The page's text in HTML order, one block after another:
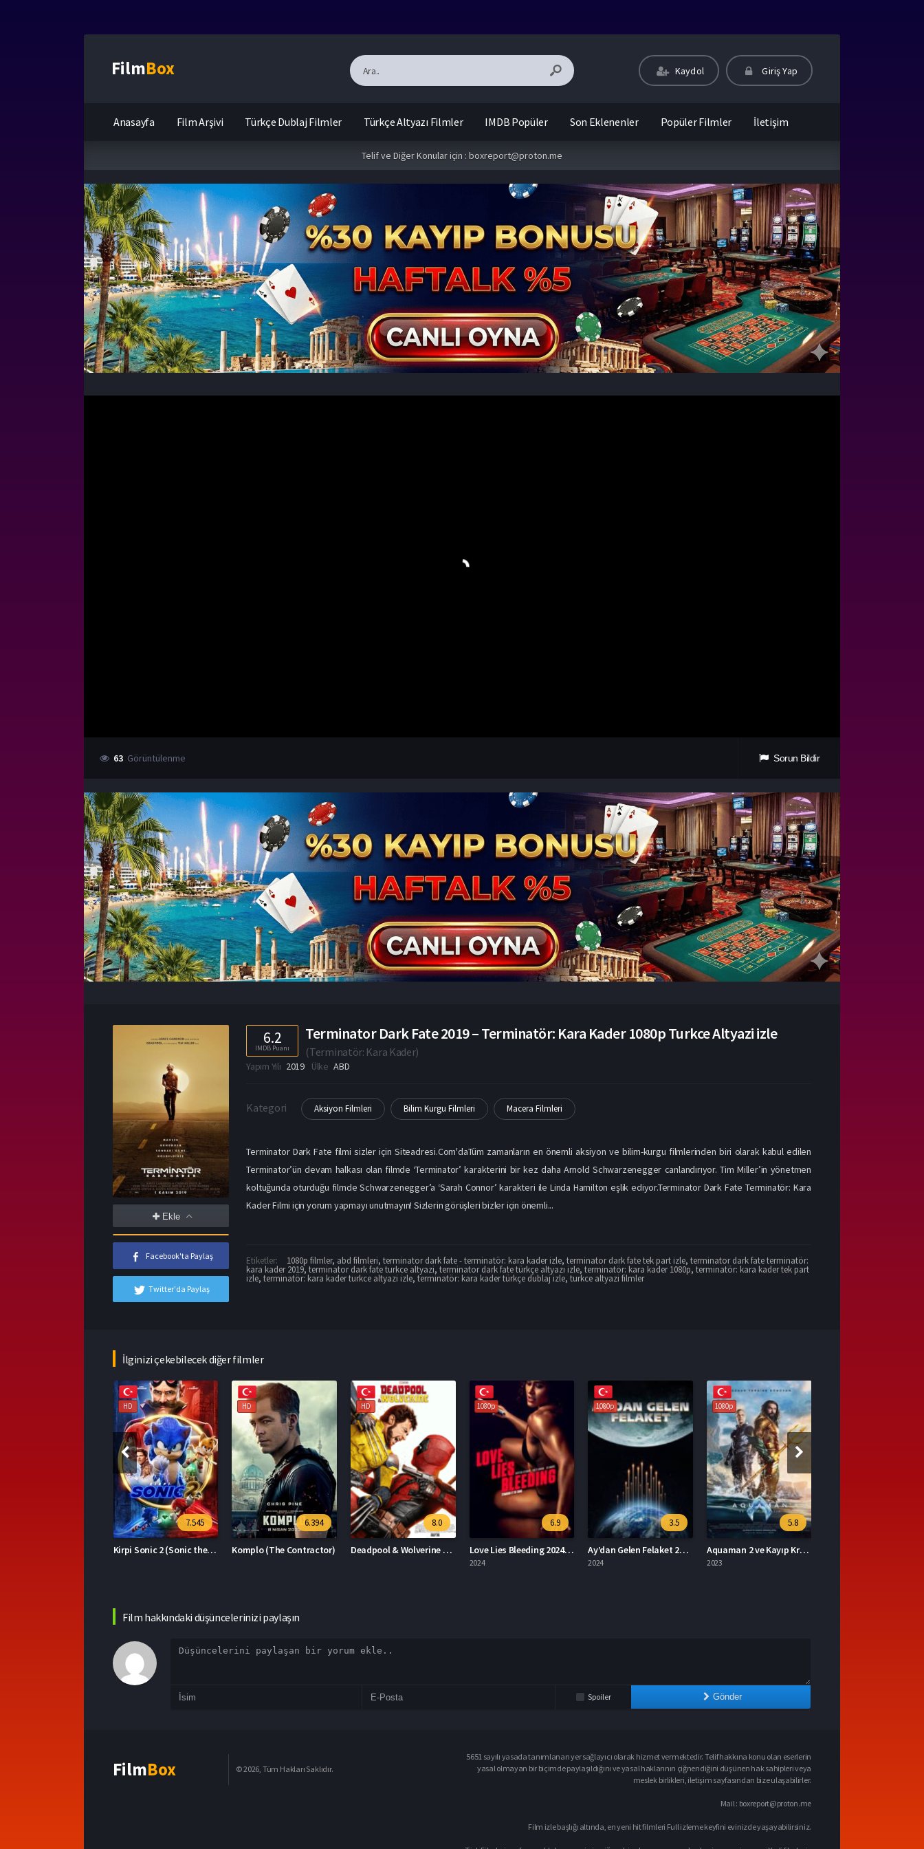
FilmBox Kaydol Giriş Yap
Anasayfa Film Arşivi Türkçe Dublaj Filmler Türkçe Altyazı Filmler IMDB Popüler Son Eklenenler Popüler Filmler İletişim
Telif ve Diğer Konular için : boxreport@proton.me
63 Görüntülenme Sorun Bildir
Ekle
Facebook'ta Paylaş
Twitter'da Paylaş
6.2
IMDB Puanı
Terminator Dark Fate 2019 – Terminatör: Kara Kader 1080p Turkce Altyazi izle
(Terminatör: Kara Kader)
Yapım Yılı 2019 Ülke ABD
Kategori Aksiyon Filmleri Bilim Kurgu Filmleri Macera Filmleri
Terminator Dark Fate filmi sizler için Siteadresi.Com'daTüm zamanların en önemli aksiyon ve bilim-kurgu filmlerinden biri olarak kabul edilen
Terminator’ün devam halkası olan filmde ‘Terminator’ karakterini bir kez daha Arnold Schwarzenegger canlandırıyor. Tim Miller’in yönetmen
koltuğunda oturduğu filmde Schwarzenegger’a ‘Sarah Connor’ karakteri ile Linda Hamilton eşlik ediyor.Terminator Dark Fate Terminatör: Kara
Kader Filmi için yorum yapmayı unutmayın! Sizlerin görüşleri bizler için önemli...
Etiketler: 1080p filmler, abd filmleri,terminator dark fate - terminatör: kara kader izle,terminator dark fate tek part izle,terminator dark fate terminatör:
kara kader 2019,terminator dark fate turkce altyazi,terminator dark fate türkçe altyazı izle,terminatör: kara kader 1080p,terminatör: kara kader tek part
izle,terminatör: kara kader turkce altyazi izle,terminatör: kara kader türkçe dublaj izle,turkce altyazi filmler
İlginizi çekebilecek diğer filmler
HD
6.394
Komplo (The Contractor)
HD
8.0
Deadpool & Wolverine Deadpool 3
1080p
6.9
Love Lies Bleeding 2024 – Aşk Kanayan Yalanlardır 1080p Turkce Dublaj izle
1080p
3.5
Ay’dan Gelen Felaket 2024 – Ay’dan Gelen Felaket 1080p Turkce Dublaj izle
2024
1080p
5.8
Aquaman 2 ve Kayıp Krallık 2023 – Aquaman 2 ve Kayıp Krallık 1080p Turkce Dublaj izle
2023
1080p
7
Mavka Ormanın Şarkısı 2023 – Yerli Film 1080p Turkce Dublaj izle
2023
Film hakkındaki düşüncelerinizi paylaşın
Spoiler Gönder
FilmBox © 2026, Tüm Hakları Saklıdır.
5651 sayılı yasada tanımlanan yer sağlayıcı olarak hizmet vermektedir. Telif hakkına konu olan eserlerin
yasal olmayan bir biçimde paylaşıldığını ve yasal haklarının çiğnendiğini düşünen hak sahipleri veya
meslek birlikleri, iletişim sayfasından bize ulaşabilirler.
Mail : boxreport@proton.me
Film izle başlığı altında, en yeni hit filmleri Full izleme keyfini evinizde yaşayabilirsiniz.